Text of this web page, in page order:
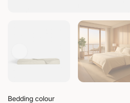
Bedding colour